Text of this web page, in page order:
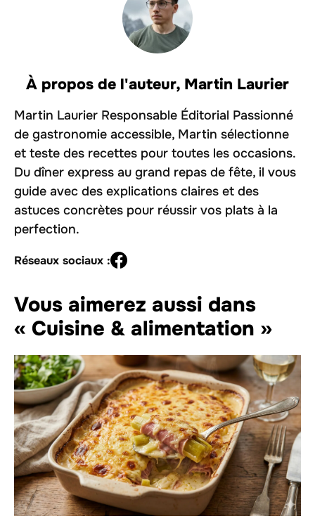
À propos de l'auteur, Martin Laurier
Martin Laurier Responsable Éditorial Passionné
de gastronomie accessible, Martin sélectionne
et teste des recettes pour toutes les occasions.
Du dîner express au grand repas de fête, il vous
guide avec des explications claires et des
astuces concrètes pour réussir vos plats à la
perfection.
Réseaux sociaux :
Vous aimerez aussi dans
« Cuisine & alimentation »